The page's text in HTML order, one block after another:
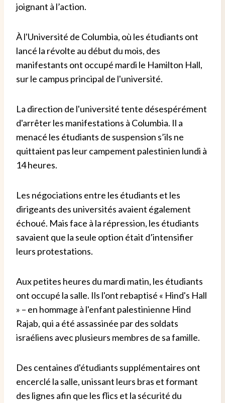
joignant à l’action.
À l'Université de Columbia, où les étudiants ont
lancé la révolte au début du mois, des
manifestants ont occupé mardi le Hamilton Hall,
sur le campus principal de l'université.
La direction de l'université tente désespérément
d'arrêter les manifestations à Columbia. Il a
menacé les étudiants de suspension s’ils ne
quittaient pas leur campement palestinien lundi à
14 heures.
Les négociations entre les étudiants et les
dirigeants des universités avaient également
échoué. Mais face à la répression, les étudiants
savaient que la seule option était d’intensifier
leurs protestations.
Aux petites heures du mardi matin, les étudiants
ont occupé la salle. Ils l'ont rebaptisé « Hind's Hall
» – en hommage à l'enfant palestinienne Hind
Rajab, qui a été assassinée par des soldats
israéliens avec plusieurs membres de sa famille.
Des centaines d'étudiants supplémentaires ont
encerclé la salle, unissant leurs bras et formant
des lignes afin que les flics et la sécurité du